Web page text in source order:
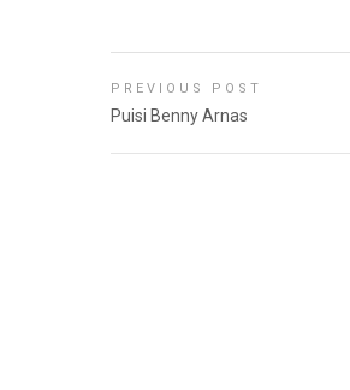
PREVIOUS POST
Puisi Benny Arnas